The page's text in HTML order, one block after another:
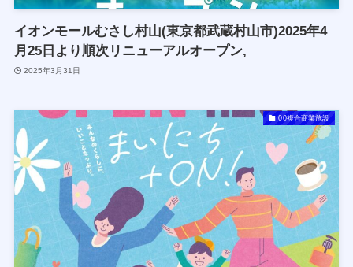
イオンモールむさし村山(東京都武蔵村山市)2025年4
月25日より順次リニューアルオープン,
2025年3月31日
00複合商業施設